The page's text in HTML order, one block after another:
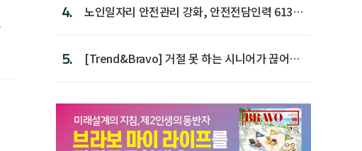
4.
노인일자리 안전관리 강화, 안전전담인력 613명
5.
[Trend&Bravo] 거절 못 하는 시니어가 끊어야